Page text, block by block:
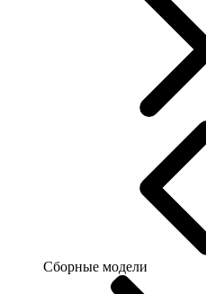
Сборные модели